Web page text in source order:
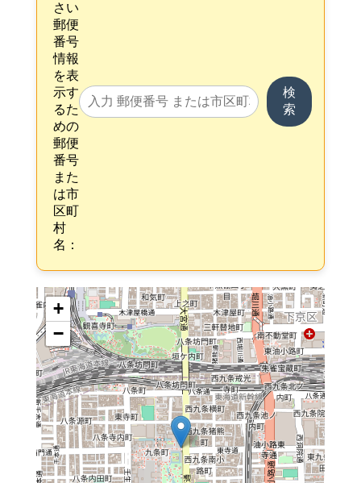
さい
郵便
番号
情報
を表
示す
るた
めの
郵便
番号
また
は市
区町
村
名：
検
索
+
−